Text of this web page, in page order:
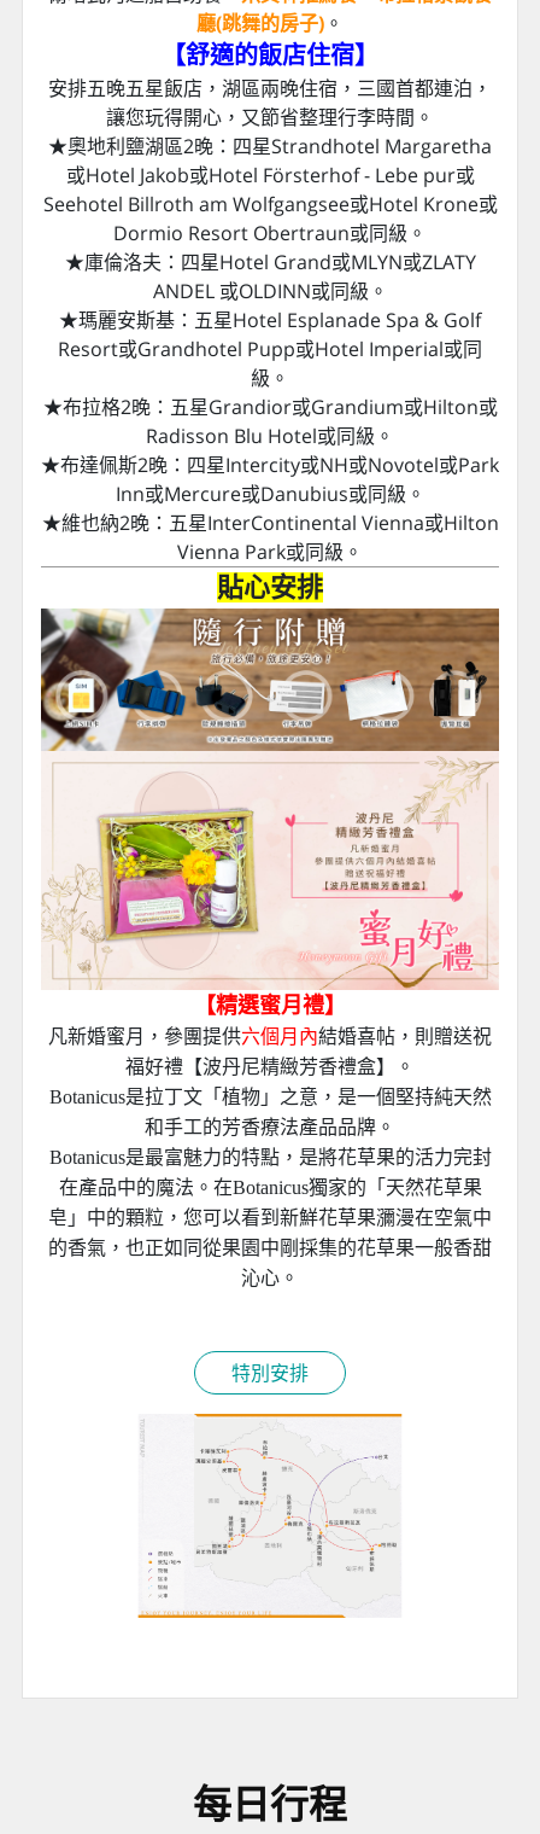
廳(跳舞的房子) 。
【舒適的飯店住宿】
安排五晚五星飯店，湖區兩晚住宿，三國首都連泊，
讓您玩得開心，又節省整理行李時間。
★奧地利鹽湖區2晚：四星Strandhotel Margaretha
或Hotel Jakob或Hotel Försterhof - Lebe pur或
Seehotel Billroth am Wolfgangsee或Hotel Krone或
Dormio Resort Obertraun或同級。
★庫倫洛夫：四星Hotel Grand或MLYN或ZLATY
ANDEL 或OLDINN或同級。
★瑪麗安斯基：五星Hotel Esplanade Spa & Golf
Resort或Grandhotel Pupp或Hotel Imperial或同
級。
★布拉格2晚：五星Grandior或Grandium或Hilton或
Radisson Blu Hotel或同級。
★布達佩斯2晚：四星Intercity或NH或Novotel或Park
Inn或Mercure或Danubius或同級。
★維也納2晚：五星InterContinental Vienna或Hilton
Vienna Park或同級。
貼心安排
【精選蜜月禮】
凡新婚蜜月，參團提供六個月內結婚喜帖，則贈送祝
福好禮【波丹尼精緻芳香禮盒】。
Botanicus是拉丁文「植物」之意，是一個堅持純天然
和手工的芳香療法產品品牌。
Botanicus是最富魅力的特點，是將花草果的活力完封
在產品中的魔法。在Botanicus獨家的「天然花草果
皂」中的顆粒，您可以看到新鮮花草果瀰漫在空氣中
的香氣，也正如同從果園中剛採集的花草果一般香甜
沁心。
特別安排
每日行程